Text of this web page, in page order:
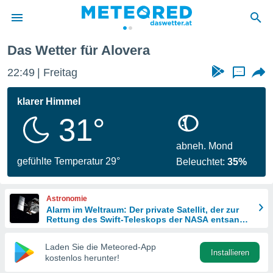
wurde
dass
sind.
diese
Das Wetter für Alovera
22:49 Freitag ...
klarer Himmel
31°
gefühlte Temperatur 29°
abneh. Mond
Beleuchtet:35%
Astronomie
Alarm im Weltraum: Der private Satellit, der zur
Rettung des Swift-Teleskops der NASA entsandt
Laden Sie die Meteored-App
kostenlos herunter!
Installieren